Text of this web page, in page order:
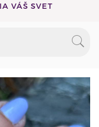
VÁŠ SVET